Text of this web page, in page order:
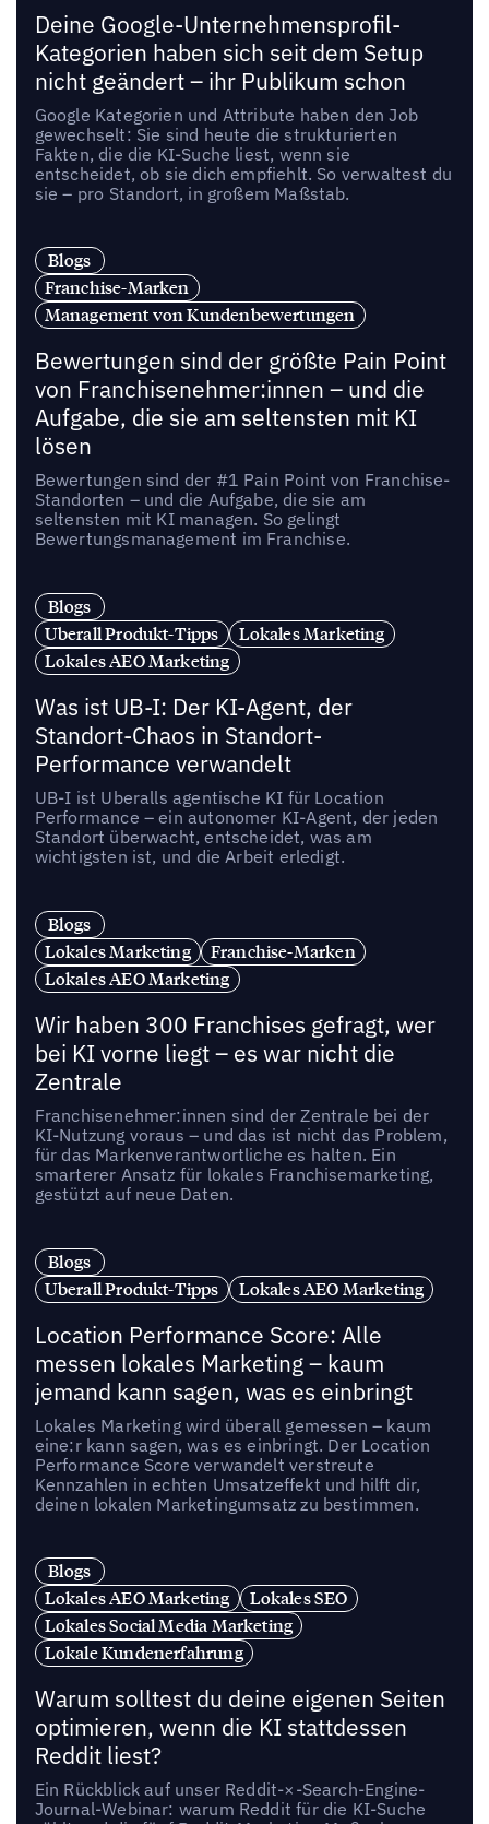
Deine Google-Unternehmensprofil-
Kategorien haben sich seit dem Setup
nicht geändert – ihr Publikum schon
Google Kategorien und Attribute haben den Job
gewechselt: Sie sind heute die strukturierten
Fakten, die die KI-Suche liest, wenn sie
entscheidet, ob sie dich empfiehlt. So verwaltest du
sie – pro Standort, in großem Maßstab.
Blogs
Franchise-Marken
Management von Kundenbewertungen
Bewertungen sind der größte Pain Point
von Franchisenehmer:innen – und die
Aufgabe, die sie am seltensten mit KI
lösen
Bewertungen sind der #1 Pain Point von Franchise-
Standorten – und die Aufgabe, die sie am
seltensten mit KI managen. So gelingt
Bewertungsmanagement im Franchise.
Blogs
Uberall Produkt-Tipps
Lokales Marketing
Lokales AEO Marketing
Was ist UB-I: Der KI-Agent, der
Standort-Chaos in Standort-
Performance verwandelt
UB-I ist Uberalls agentische KI für Location
Performance – ein autonomer KI-Agent, der jeden
Standort überwacht, entscheidet, was am
wichtigsten ist, und die Arbeit erledigt.
Blogs
Lokales Marketing
Franchise-Marken
Lokales AEO Marketing
Wir haben 300 Franchises gefragt, wer
bei KI vorne liegt – es war nicht die
Zentrale
Franchisenehmer:innen sind der Zentrale bei der
KI-Nutzung voraus – und das ist nicht das Problem,
für das Markenverantwortliche es halten. Ein
smarterer Ansatz für lokales Franchisemarketing,
gestützt auf neue Daten.
Blogs
Uberall Produkt-Tipps
Lokales AEO Marketing
Location Performance Score: Alle
messen lokales Marketing – kaum
jemand kann sagen, was es einbringt
Lokales Marketing wird überall gemessen – kaum
eine:r kann sagen, was es einbringt. Der Location
Performance Score verwandelt verstreute
Kennzahlen in echten Umsatzeffekt und hilft dir,
deinen lokalen Marketingumsatz zu bestimmen.
Blogs
Lokales AEO Marketing
Lokales SEO
Lokales Social Media Marketing
Lokale Kundenerfahrung
Warum solltest du deine eigenen Seiten
optimieren, wenn die KI stattdessen
Reddit liest?
Ein Rückblick auf unser Reddit-×-Search-Engine-
Journal-Webinar: warum Reddit für die KI-Suche